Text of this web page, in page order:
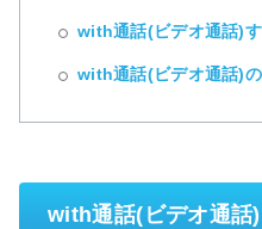
with通話(ビデオ通話)す
with通話(ビデオ通話)の
with通話(ビデオ通話)